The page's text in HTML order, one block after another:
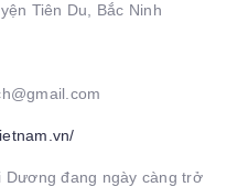
Tiên Du, Bắc Ninh
Dương đang ngày càng trở